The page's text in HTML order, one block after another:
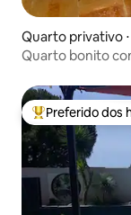
Quarto privativo
Quarto bonito
Entre os
Preferido dos